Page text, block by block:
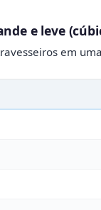
e leve
em